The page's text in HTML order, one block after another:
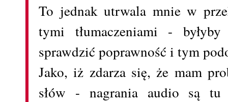
To jednak utrwala mnie w
tymi tłumaczeniami -
sprawdzić poprawność i tym
Jako, iż zdarza się, że mam
słów - nagrania audio są tu